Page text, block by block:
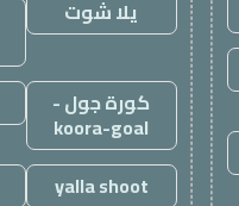
يلا شوت
كورة جول -
koora-goal
yalla shoot